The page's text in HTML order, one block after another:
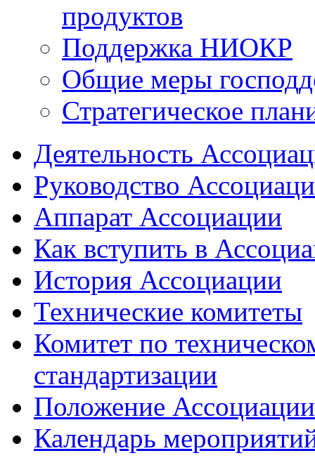
продуктов
Поддержка НИОКР
Общие меры
Стратегическое
Деятельность
Руководство
Аппарат Ассоциации
Как вступить в
История Ассоциации
Технические комитеты
Комитет по
стандартизации
Положение
Календарь